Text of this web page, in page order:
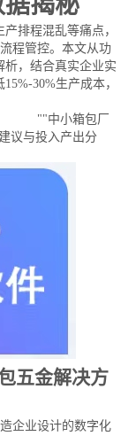
排程混乱等痛点，
程管控。本文从功
析，结合真实企业实
30%生产成本，
""中小箱包厂
议与投入产出分
五金解决方
企业设计的数字化